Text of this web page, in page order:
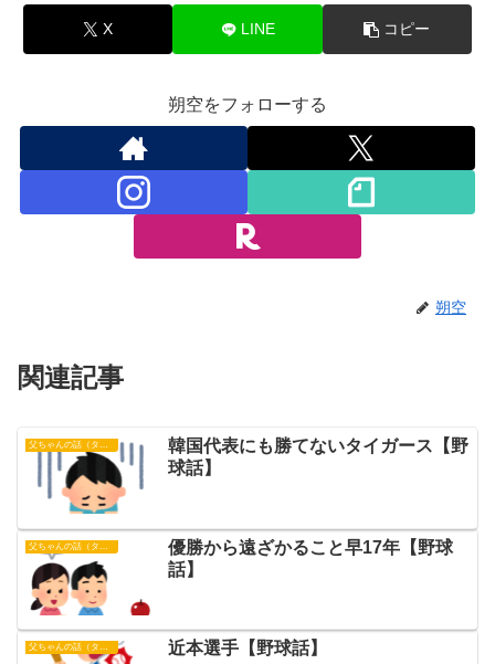
X LINE コピー
朔空をフォローする
朔空
関連記事
父ちゃんの話（タイガース）
韓国代表にも勝てないタイガース【野
球話】
優勝から遠ざかること早17年【野球
話】
父ちゃんの話（タイガース） 近本選手【野球話】